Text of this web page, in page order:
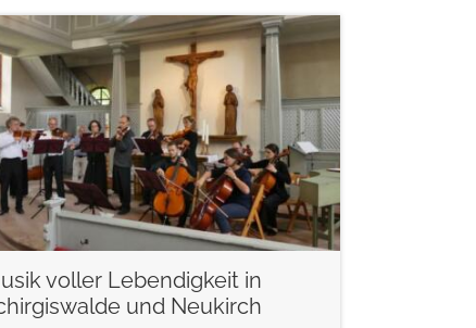
voller Lebendigkeit in
und Neukirch
weiterlesen